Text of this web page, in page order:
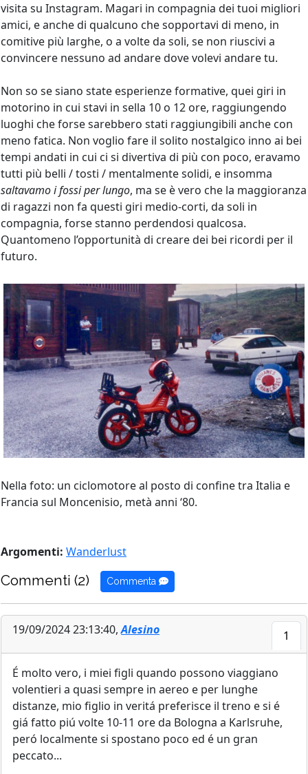
visita su Instagram. Magari in compagnia dei tuoi migliori
amici, e anche di qualcuno che sopportavi di meno, in
comitive più larghe, o a volte da soli, se non riuscivi a
convincere nessuno ad andare dove volevi andare tu.
Non so se siano state esperienze formative, quei giri in
motorino in cui stavi in sella 10 o 12 ore, raggiungendo
luoghi che forse sarebbero stati raggiungibili anche con
meno fatica. Non voglio fare il solito nostalgico inno ai bei
tempi andati in cui ci si divertiva di più con poco, eravamo
tutti più belli / tosti / mentalmente solidi, e insomma
saltavamo i fossi per lungo, ma se è vero che la maggioranza
di ragazzi non fa questi giri medio-corti, da soli in
compagnia, forse stanno perdendosi qualcosa.
Quantomeno l’opportunità di creare dei bei ricordi per il
futuro.
Nella foto: un ciclomotore al posto di confine tra Italia e
Francia sul Moncenisio, metà anni ‘80.
Argomenti: Wanderlust
Commenti (2) Commenta
19/09/2024 23:13:40,Alesino 1
É molto vero, i miei figli quando possono viaggiano
volentieri a quasi sempre in aereo e per lunghe
distanze, mio figlio in veritá preferisce il treno e si é
giá fatto piú volte 10-11 ore da Bologna a Karlsruhe,
peró localmente si spostano poco ed é un gran
peccato...